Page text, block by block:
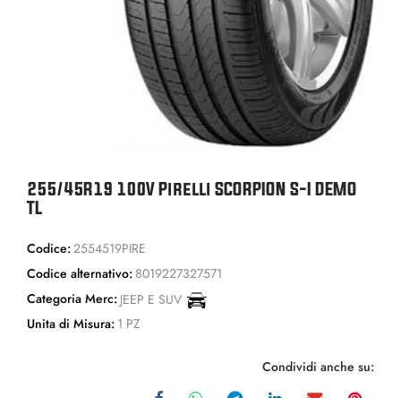
255/45R19 100V Pirelli SCORPION S-I DEMO
TL
Codice: 2554519PIRE
Codice alternativo: 8019227327571
Categoria Merc: JEEP E SUV
Unita di Misura: 1 PZ
Condividi anche su: